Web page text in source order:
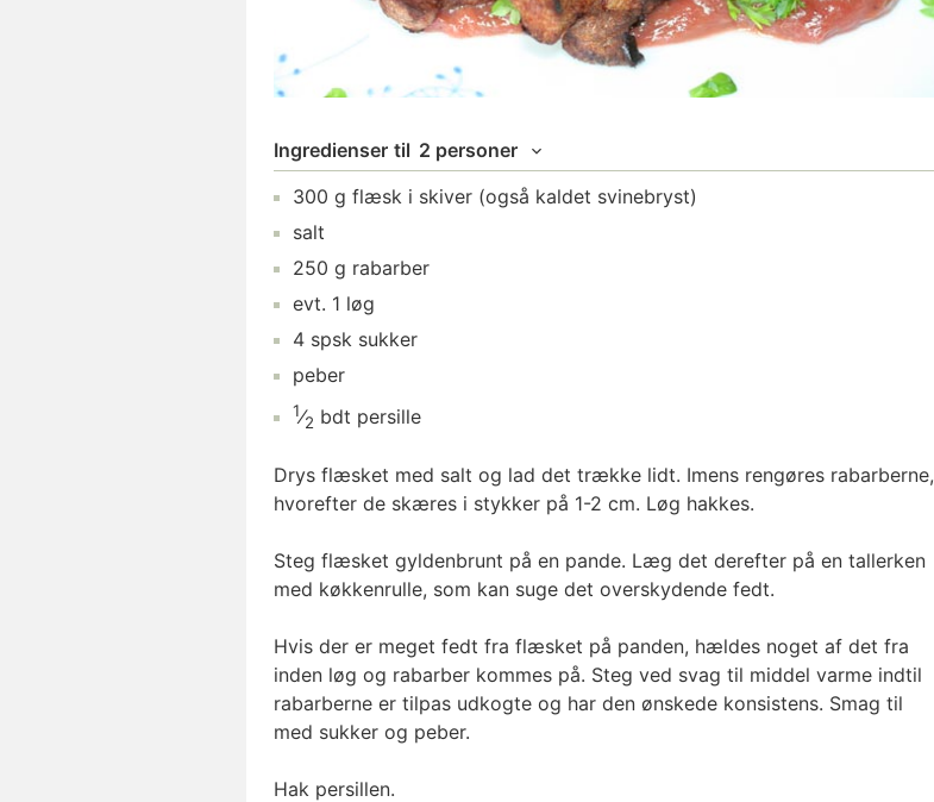
Ingredienser til 2 personer
300 g flæsk i skiver (også kaldet svinebryst)
salt
250 g rabarber
evt. 1 løg
4 spsk sukker
peber
1⁄2 bdt persille
Drys flæsket med salt og lad det trække lidt. Imens rengøres rabarberne,
hvorefter de skæres i stykker på 1-2 cm. Løg hakkes.
Steg flæsket gyldenbrunt på en pande. Læg det derefter på en tallerken
med køkkenrulle, som kan suge det overskydende fedt.
Hvis der er meget fedt fra flæsket på panden, hældes noget af det fra
inden løg og rabarber kommes på. Steg ved svag til middel varme indtil
rabarberne er tilpas udkogte og har den ønskede konsistens. Smag til
med sukker og peber.
Hak persillen.